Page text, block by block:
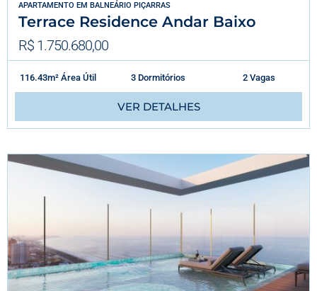
APARTAMENTO EM BALNEÁRIO PIÇARRAS
Terrace Residence Andar Baixo
R$ 1.750.680,00
116.43m² Área Útil 3 Dormitórios 2 Vagas
VER DETALHES